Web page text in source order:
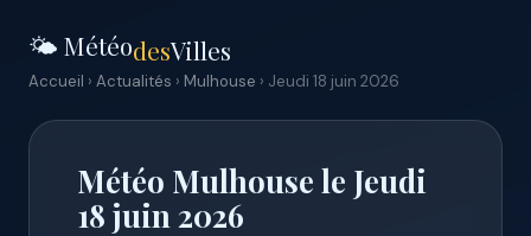
🌤️ MétéodesVilles
Accueil › Actualités › Mulhouse › Jeudi 18 juin 2026
Météo Mulhouse le Jeudi
18 juin 2026